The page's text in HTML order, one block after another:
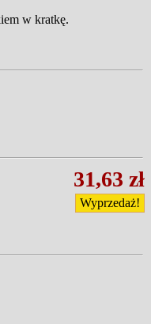
w kratkę.
31,63 zł
Wyprzedaż!